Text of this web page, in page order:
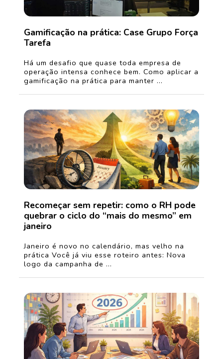
Gamificação na prática: Case Grupo Força
Tarefa
Há um desafio que quase toda empresa de
operação intensa conhece bem. Como aplicar a
gamificação na prática para manter ...
Recomeçar sem repetir: como o RH pode
quebrar o ciclo do “mais do mesmo” em
janeiro
Janeiro é novo no calendário, mas velho na
prática Você já viu esse roteiro antes: Nova
logo da campanha de ...